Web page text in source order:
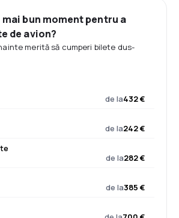
mai bun moment pentru a
de avion?
merită să cumperi bilete dus-
de la432 €
de la242 €
de la282 €
de la385 €